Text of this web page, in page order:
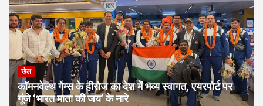
खेल
कॉमनवेल्थ गेम्स के हीरोज का देश में भव्य स्वागत, एयरपोर्ट पर
गूंजे ‘भारत माता की जय’ के नारे